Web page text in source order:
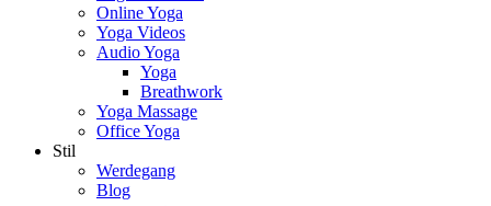
Online Yoga
Yoga Videos
Audio Yoga
Yoga
Breathwork
Yoga Massage
Office Yoga
Stil
Werdegang
Blog